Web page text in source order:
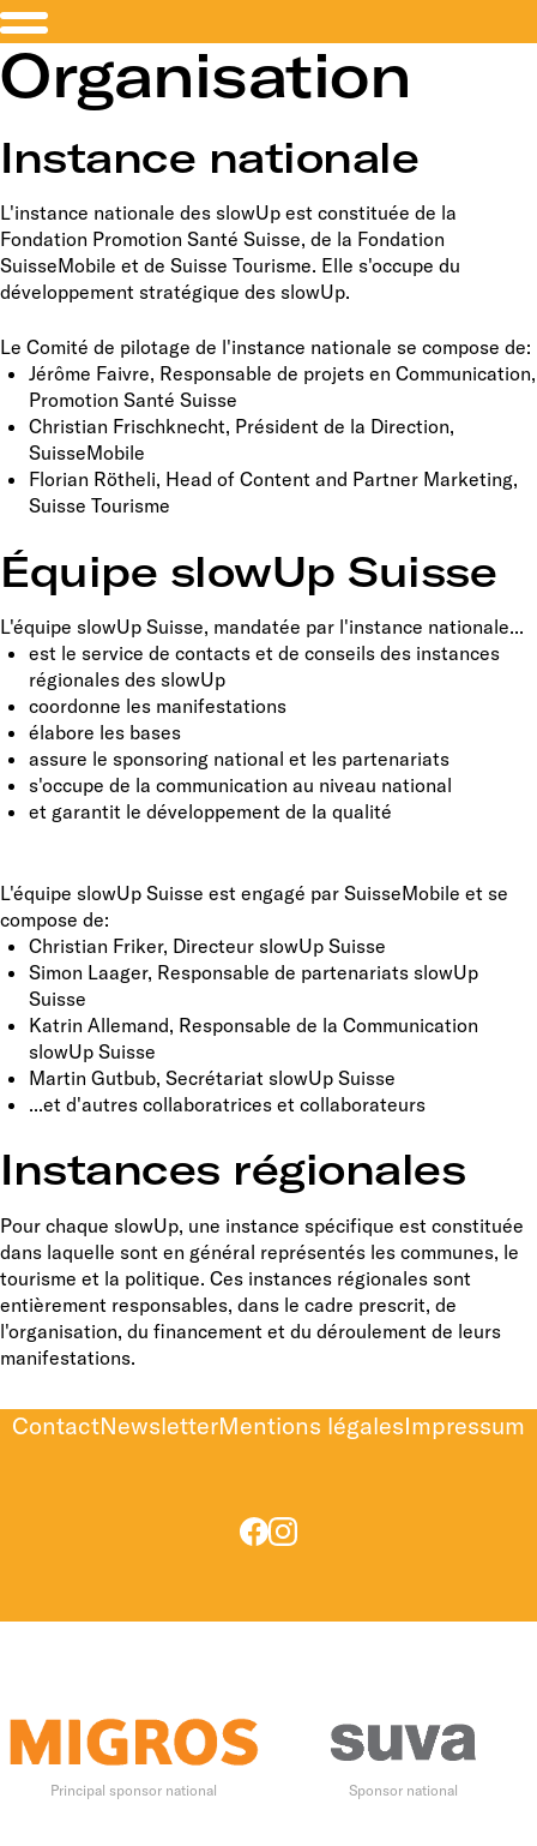
Organisation
Instance nationale
L'instance nationale des slowUp est constituée de la
Fondation Promotion Santé Suisse, de la Fondation
SuisseMobile et de Suisse Tourisme. Elle s'occupe du
développement stratégique des slowUp.
Le Comité de pilotage de l'instance nationale se compose de:
Jérôme Faivre, Responsable de projets en Communication,
Promotion Santé Suisse
Christian Frischknecht, Président de la Direction,
SuisseMobile
Florian Rötheli, Head of Content and Partner Marketing,
Suisse Tourisme
Équipe slowUp Suisse
L'équipe slowUp Suisse, mandatée par l'instance nationale...
est le service de contacts et de conseils des instances
régionales des slowUp
coordonne les manifestations
élabore les bases
assure le sponsoring national et les partenariats
s'occupe de la communication au niveau national
et garantit le développement de la qualité
L'équipe slowUp Suisse est engagé par SuisseMobile et se
compose de:
Christian Friker, Directeur slowUp Suisse
Simon Laager, Responsable de partenariats slowUp
Suisse
Katrin Allemand, Responsable de la Communication
slowUp Suisse
Martin Gutbub, Secrétariat slowUp Suisse
...et d'autres collaboratrices et collaborateurs
Instances régionales
Pour chaque slowUp, une instance spécifique est constituée
dans laquelle sont en général représentés les communes, le
tourisme et la politique. Ces instances régionales sont
entièrement responsables, dans le cadre prescrit, de
l'organisation, du financement et du déroulement de leurs
manifestations.
ContactNewsletterMentions légalesImpressum
Principal sponsor national Sponsor national